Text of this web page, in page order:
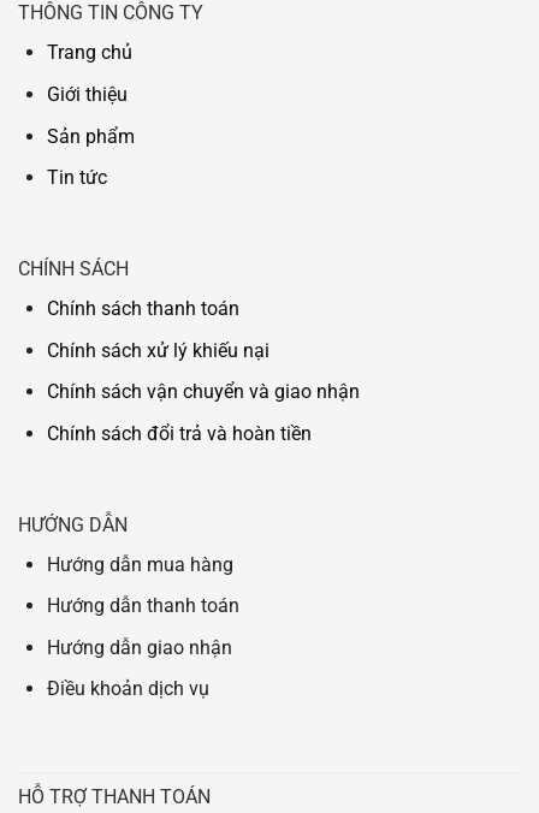
THÔNG TIN CÔNG TY
Trang chủ
Giới thiệu
Sản phẩm
Tin tức
CHÍNH SÁCH
Chính sách thanh toán
Chính sách xử lý khiếu nại
Chính sách vận chuyển và giao nhận
Chính sách đổi trả và hoàn tiền
HƯỚNG DẪN
Hướng dẫn mua hàng
Hướng dẫn thanh toán
Hướng dẫn giao nhận
Điều khoản dịch vụ
HỖ TRỢ THANH TOÁN